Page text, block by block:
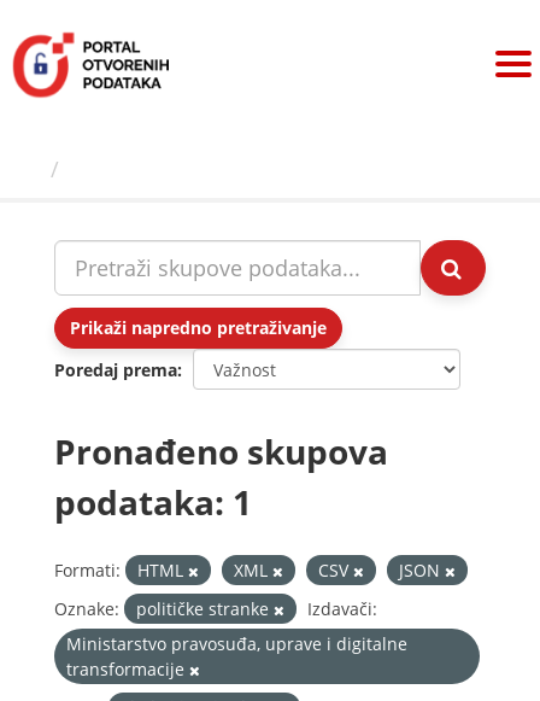
sadržaj
Prikaži napredno pretraživanje
Poredaj prema
Pronađeno skupova
podataka: 1
Formati: HTML XML CSV
JSON
Oznake:
političke stranke
Izdavači:
Ministarstvo pravosuđa, uprave i digitalne
transformacije